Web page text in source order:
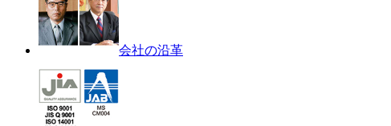
会社の沿革